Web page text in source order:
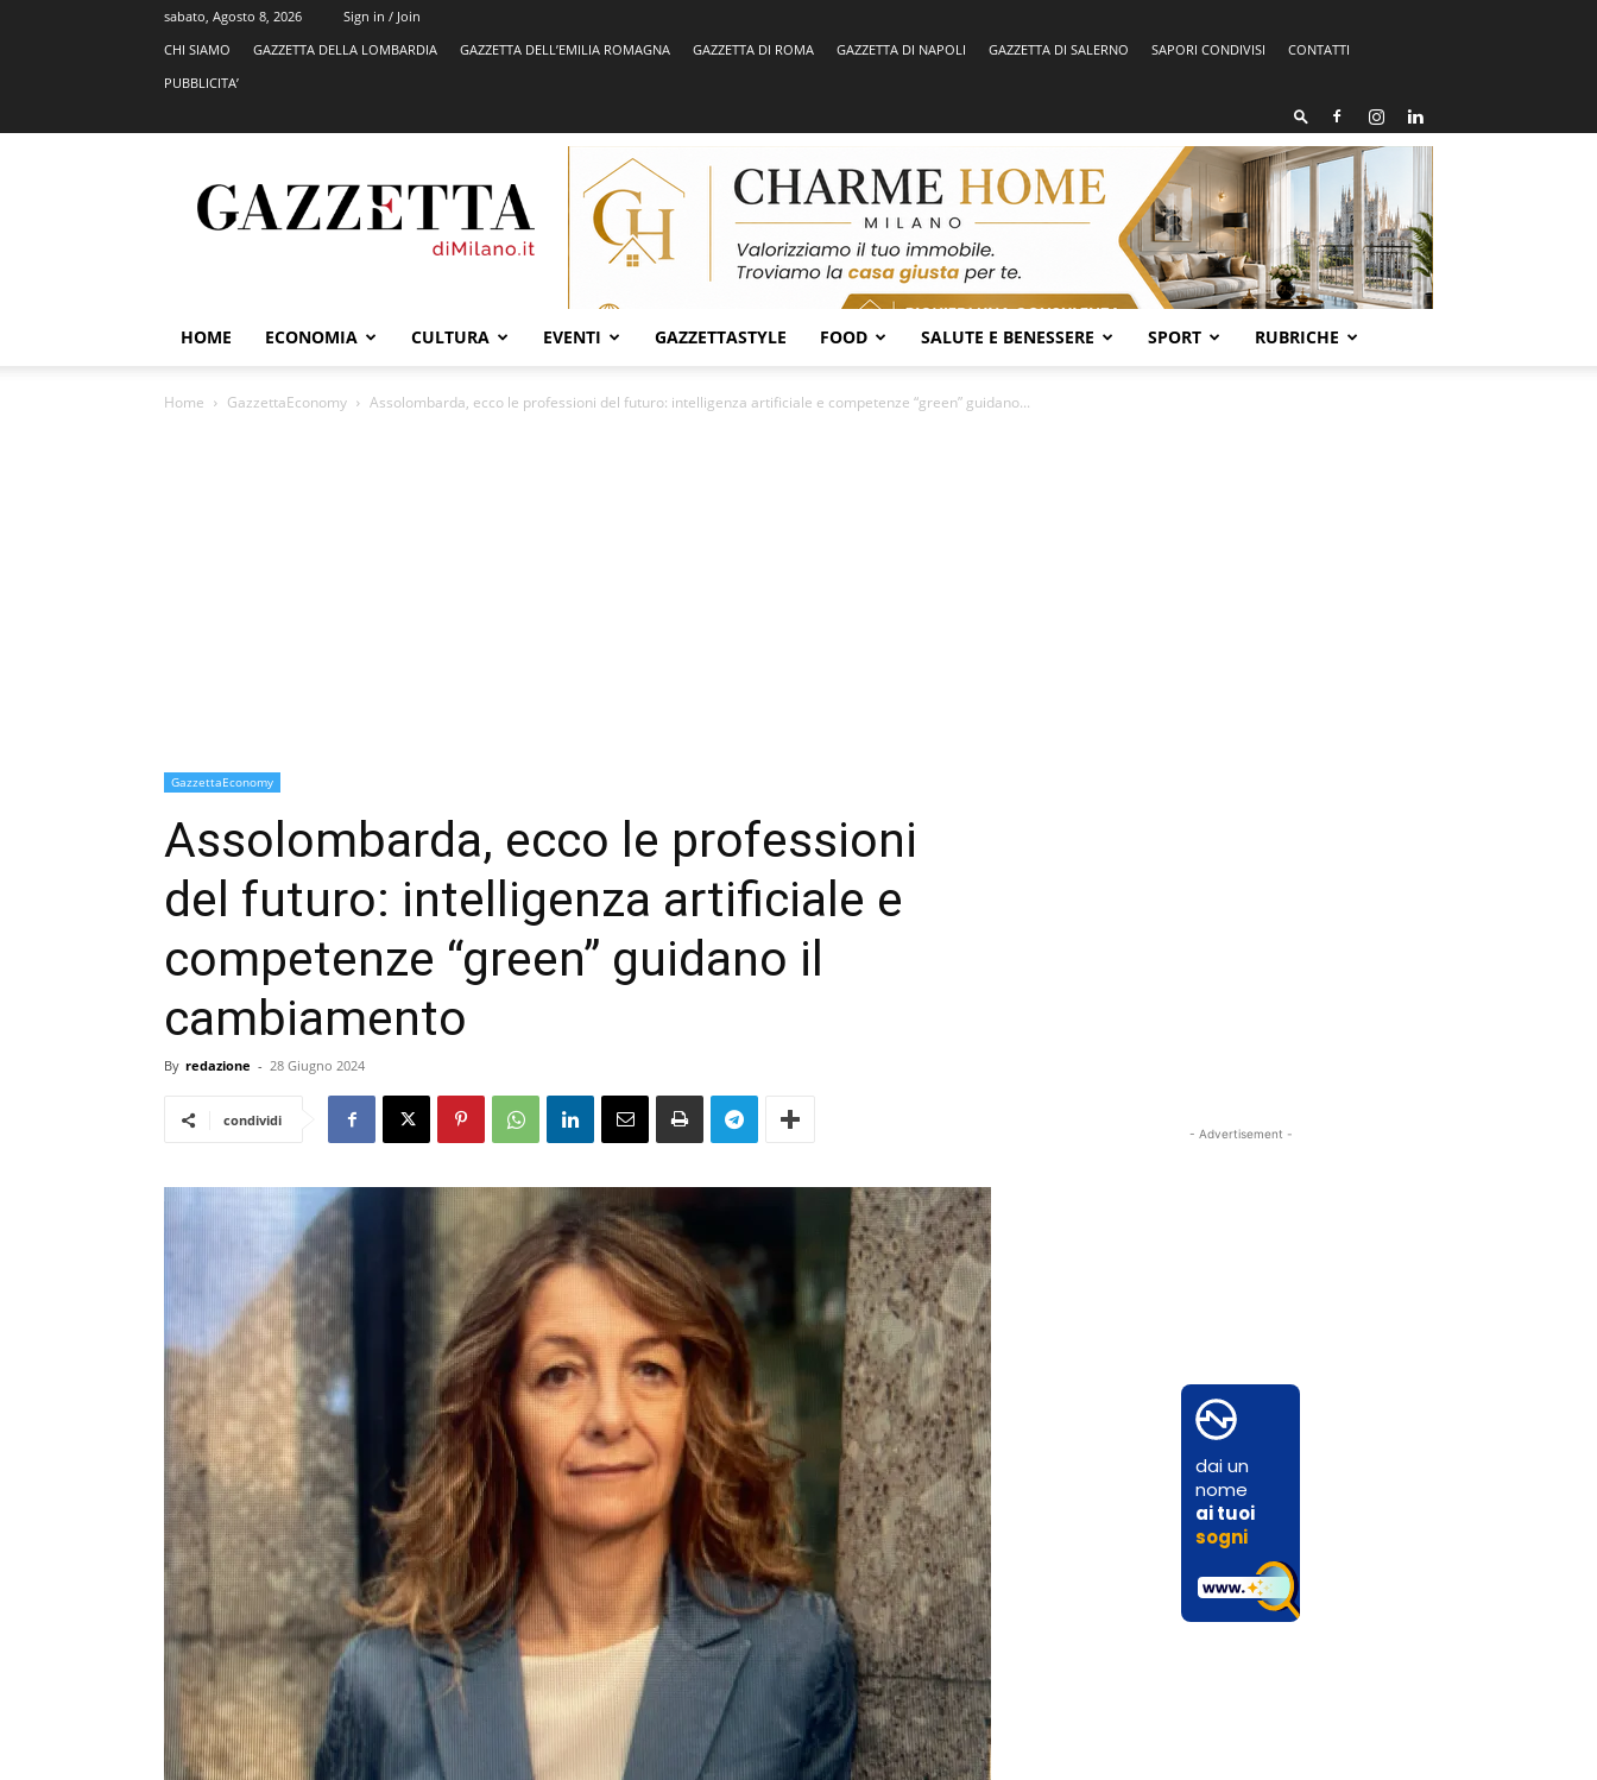
sabato, Agosto 8, 2026
Sign in / Join
CHI SIAMO
GAZZETTA DELLA LOMBARDIA GAZZETTA DELL’EMILIA ROMAGNA GAZZETTA DI ROMA GAZZETTA DI NAPOLI GAZZETTA DI SALERNO SAPORI CONDIVISI
CONTATTI
PUBBLICITA’
HOME ECONOMIA CULTURA EVENTI GAZZETTASTYLE FOOD SALUTE E BENESSERE SPORT RUBRICHE
Home GazzettaEconomy Assolombarda, ecco le professioni del futuro: intelligenza artificiale e competenze “green” guidano...
GazzettaEconomy
Assolombarda, ecco le professioni
del futuro: intelligenza artificiale e
competenze “green” guidano il
cambiamento
By redazione - 28 Giugno 2024
condividi
- Advertisement -